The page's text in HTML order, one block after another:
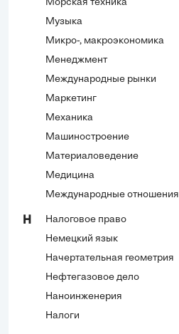
Морская техника
Музыка
Микро-, макроэкономика
Менеджмент
Международные рынки
Маркетинг
Механика
Машиностроение
Материаловедение
Медицина
Международные отношения
Н
Налоговое право
Немецкий язык
Начертательная геометрия
Нефтегазовое дело
Наноинженерия
Налоги